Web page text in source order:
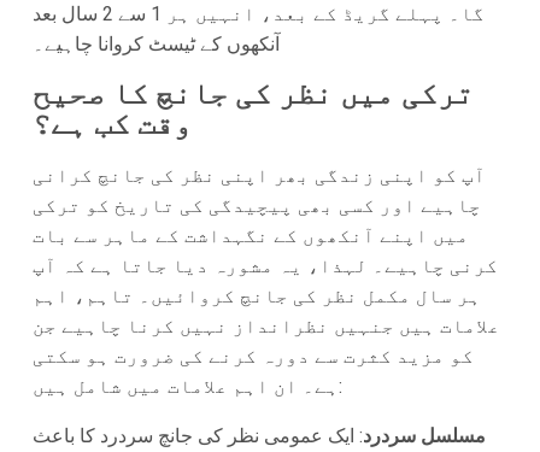
گا۔ پہلے گریڈ کے بعد، انہیں ہر 1 سے 2 سال بعد
آنکھوں کے ٹیسٹ کروانا چاہیے۔
ترکی میں نظر کی جانچ کا صحیح
وقت کب ہے؟
آپ کو اپنی زندگی بھر اپنی نظر کی جانچ کرانی
چاہیے اور کسی بھی پیچیدگی کی تاریخ کو ترکی
میں اپنے آنکھوں کے نگہداشت کے ماہر سے بات
کرنی چاہیے۔ لہذا، یہ مشورہ دیا جاتا ہے کہ آپ
ہر سال مکمل نظر کی جانچ کروائیں۔ تاہم، اہم
علامات ہیں جنہیں نظرانداز نہیں کرنا چاہیے جن
کو مزید کثرت سے دورہ کرنے کی ضرورت ہو سکتی
ہے۔ ان اہم علامات میں شامل ہیں:
مسلسل سردرد: ایک عمومی نظر کی جانچ سردرد کا باعث